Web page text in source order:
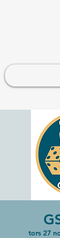
tors 27